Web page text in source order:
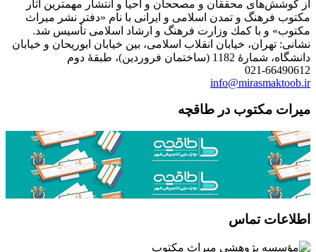
از كوشش‌های محققان و مصححان و احیا و انتشار مهمترین آثار
مكتوب فرهنگ و تمدن اسلامی و ایرانی با نام «دفتر نشر میراث
مكتوب» و با كمك وزارت فرهنگ و ارشاد اسلامی تأسیس شد.
نشانی: تهران، خیابان انقلاب اسلامی، بین خیابان ابوریحان و خیابان
دانشگاه، شمارۀ 1182 (ساختمان فروردین)، طبقۀ دوم
021-66490612
info@mirasmaktoob.ir
میرات مکتوب در طاقچه
اطلاعات تماس